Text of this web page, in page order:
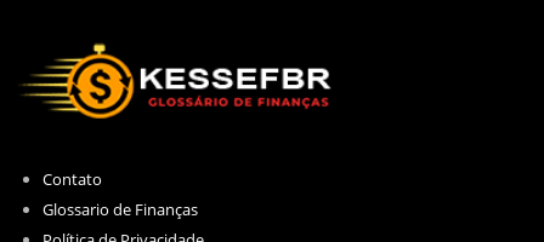
Contato
Glossario de Finanças